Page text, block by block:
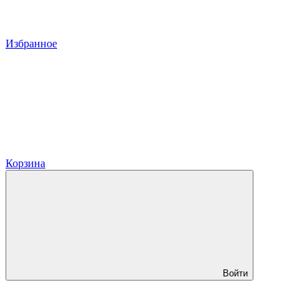
Избранное
Корзина
Войти